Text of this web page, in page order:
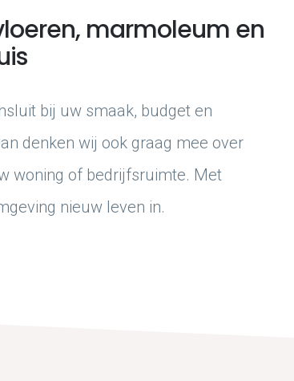
marmoleum en
bij uw smaak, budget en
denken wij ook graag mee over
woning of bedrijfsruimte. Met
nieuw leven in.